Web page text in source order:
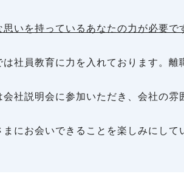
思いを持っているあなたの力が必要で
は社員教育に力を入れております。離
会社説明会に参加いただき、会社の雰
まにお会いできることを楽しみにして